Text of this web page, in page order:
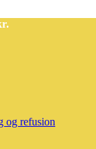
og refusion